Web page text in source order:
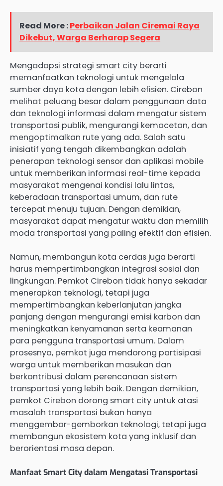
Read More :Perbaikan Jalan Ciremai Raya
Dikebut, Warga Berharap Segera
Mengadopsi strategi smart city berarti
memanfaatkan teknologi untuk mengelola
sumber daya kota dengan lebih efisien. Cirebon
melihat peluang besar dalam penggunaan data
dan teknologi informasi dalam mengatur sistem
transportasi publik, mengurangi kemacetan, dan
mengoptimalkan rute yang ada. Salah satu
inisiatif yang tengah dikembangkan adalah
penerapan teknologi sensor dan aplikasi mobile
untuk memberikan informasi real-time kepada
masyarakat mengenai kondisi lalu lintas,
keberadaan transportasi umum, dan rute
tercepat menuju tujuan. Dengan demikian,
masyarakat dapat mengatur waktu dan memilih
moda transportasi yang paling efektif dan efisien.
Namun, membangun kota cerdas juga berarti
harus mempertimbangkan integrasi sosial dan
lingkungan. Pemkot Cirebon tidak hanya sekadar
menerapkan teknologi, tetapi juga
mempertimbangkan keberlanjutan jangka
panjang dengan mengurangi emisi karbon dan
meningkatkan kenyamanan serta keamanan
para pengguna transportasi umum. Dalam
prosesnya, pemkot juga mendorong partisipasi
warga untuk memberikan masukan dan
berkontribusi dalam perencanaan sistem
transportasi yang lebih baik. Dengan demikian,
pemkot Cirebon dorong smart city untuk atasi
masalah transportasi bukan hanya
menggembar-gemborkan teknologi, tetapi juga
membangun ekosistem kota yang inklusif dan
berorientasi masa depan.
Manfaat Smart City dalam Mengatasi Transportasi